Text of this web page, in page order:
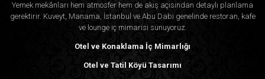
Yemek mekânları hem atmosfer hem de akış açısından detaylı planlama
gerektirir. Kuveyt, Manama, İstanbul ve Abu Dabi genelinde restoran, kafe
ve lounge iç mimarisi sunuyoruz.
Otel ve Konaklama İç Mimarlığı
Otel ve Tatil Köyü Tasarımı